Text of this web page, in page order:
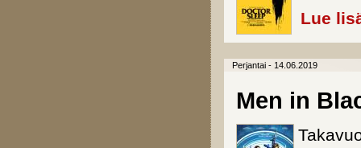
Lue
Perjantai - 14.06.2019
Men in